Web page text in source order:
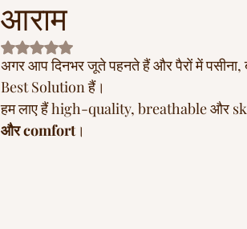
आराम
Rated NaN out of 5 stars.
अगर आप दिनभर जूते पहनते हैं और पैरों में
Best Solution हैं।
हम लाए हैं high-quality, breathable और
और comfort।